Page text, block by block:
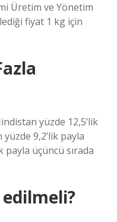
Üretim ve Yönetim
fiyat 1 kg için
yüzde 12,5’lik
yüzde 9,2’lik payla
payla üçüncü sırada